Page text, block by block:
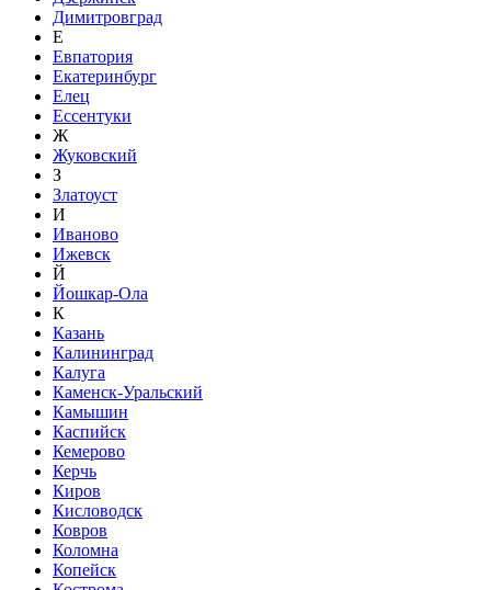
Димитровград
Е
Евпатория
Екатеринбург
Елец
Ессентуки
Ж
Жуковский
З
Златоуст
И
Иваново
Ижевск
Й
Йошкар-Ола
К
Казань
Калининград
Калуга
Каменск-Уральский
Камышин
Каспийск
Кемерово
Керчь
Киров
Кисловодск
Ковров
Коломна
Копейск